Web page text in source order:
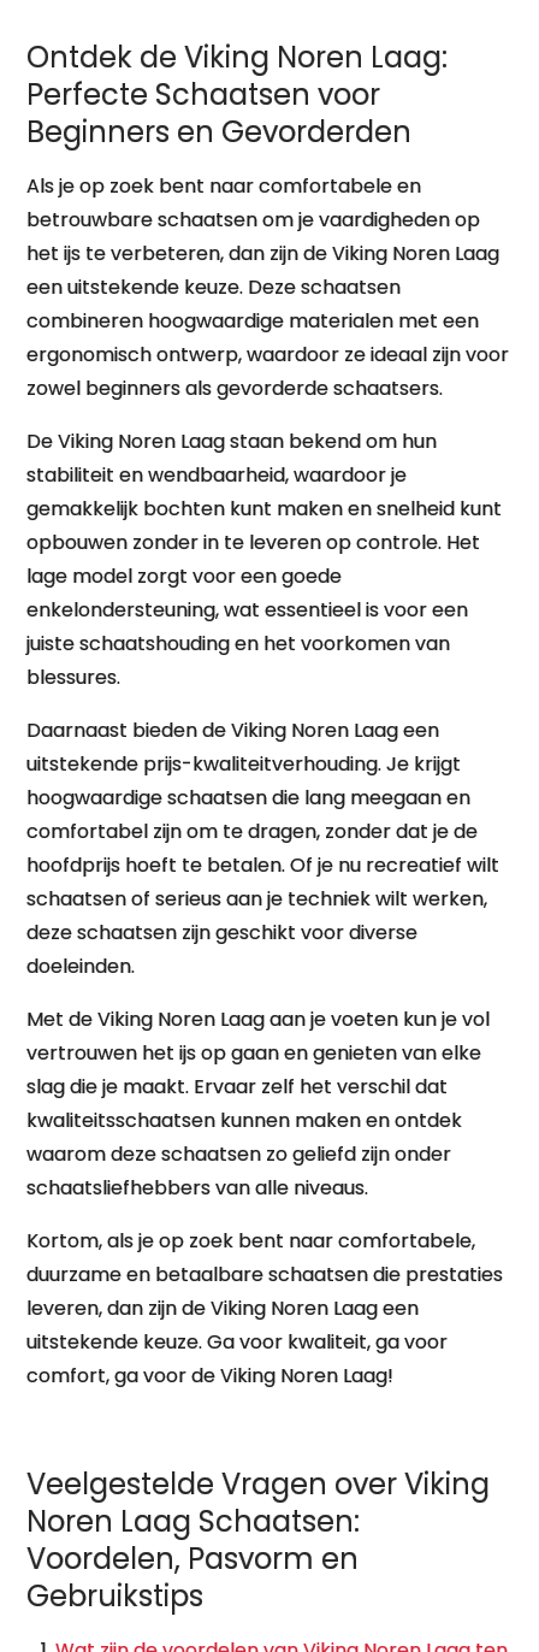
Ontdek de Viking Noren Laag:
Perfecte Schaatsen voor
Beginners en Gevorderden
Als je op zoek bent naar comfortabele en
betrouwbare schaatsen om je vaardigheden op
het ijs te verbeteren, dan zijn de Viking Noren Laag
een uitstekende keuze. Deze schaatsen
combineren hoogwaardige materialen met een
ergonomisch ontwerp, waardoor ze ideaal zijn voor
zowel beginners als gevorderde schaatsers.
De Viking Noren Laag staan bekend om hun
stabiliteit en wendbaarheid, waardoor je
gemakkelijk bochten kunt maken en snelheid kunt
opbouwen zonder in te leveren op controle. Het
lage model zorgt voor een goede
enkelondersteuning, wat essentieel is voor een
juiste schaatshouding en het voorkomen van
blessures.
Daarnaast bieden de Viking Noren Laag een
uitstekende prijs-kwaliteitverhouding. Je krijgt
hoogwaardige schaatsen die lang meegaan en
comfortabel zijn om te dragen, zonder dat je de
hoofdprijs hoeft te betalen. Of je nu recreatief wilt
schaatsen of serieus aan je techniek wilt werken,
deze schaatsen zijn geschikt voor diverse
doeleinden.
Met de Viking Noren Laag aan je voeten kun je vol
vertrouwen het ijs op gaan en genieten van elke
slag die je maakt. Ervaar zelf het verschil dat
kwaliteitsschaatsen kunnen maken en ontdek
waarom deze schaatsen zo geliefd zijn onder
schaatsliefhebbers van alle niveaus.
Kortom, als je op zoek bent naar comfortabele,
duurzame en betaalbare schaatsen die prestaties
leveren, dan zijn de Viking Noren Laag een
uitstekende keuze. Ga voor kwaliteit, ga voor
comfort, ga voor de Viking Noren Laag!
Veelgestelde Vragen over Viking
Noren Laag Schaatsen:
Voordelen, Pasvorm en
Gebruikstips